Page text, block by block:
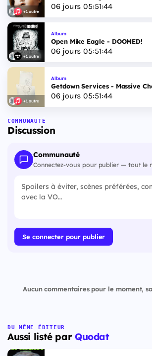
+1 autre
06jours 05:51:44
+1 autre
Album
Open Mike Eagle - DOOMED!
06jours 05:51:44
+1 autre
Album
Getdown Services - Massive
06jours 05:51:44
COMMUNAUTÉ
Discussion
Communauté
Connectez-vous pour publier — tout le
Se connecter pour publier
Aucun commentaires pour le moment,
DU MÊME ÉDITEUR
Aussi listé par Quodat